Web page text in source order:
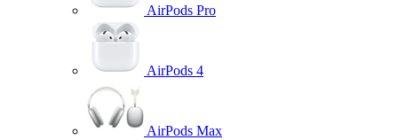
AirPods Pro
AirPods 4
AirPods Max